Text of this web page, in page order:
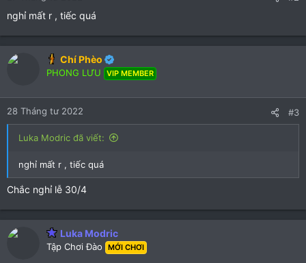
s
)
r
s
)
nghỉ mất r , tiếc quá
Chí Phèo
PHONG LƯU VIP MEMBER
28 Tháng tư 2022 #3
Luka Modric đã viết:
nghỉ mất r , tiếc quá
Chắc nghỉ lễ 30/4
Luka Modric
Tập Chơi Đào MỚI CHƠI